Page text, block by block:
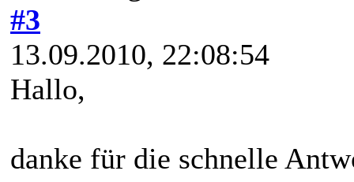
#3
13.09.2010, 22:08:54
Hallo,
danke für die schnelle